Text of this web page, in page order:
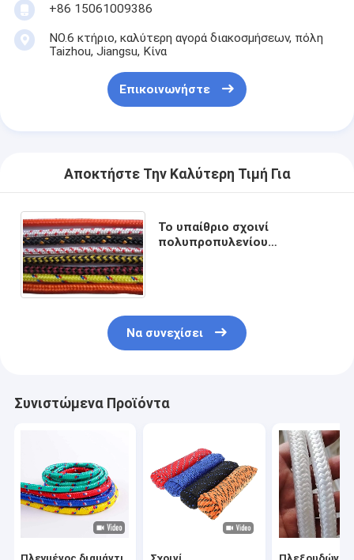
+86 15061009386
NO.6 κτήριο, καλύτερη αγορά διακοσμήσεων, πόλη
Taizhou, Jiangsu, Κίνα
Επικοινωνήστε
Αποκτήστε Την Καλύτερη Τιμή Για
Το υπαίθριο σχοινί
πολυπροπυλενίου
Να συνεχίσει
Συνιστώμενα Προϊόντα